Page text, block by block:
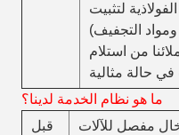
لتثبيت
من استلام
ما هو نظام الخدمة لدينا؟
قبل